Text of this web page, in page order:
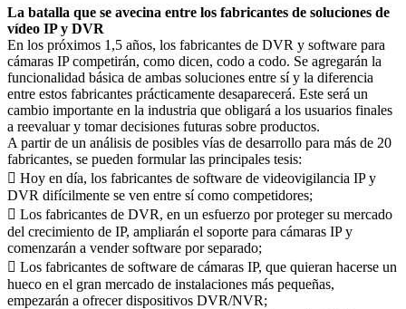
La batalla que se avecina entre los fabricantes de soluciones de
vídeo IP y DVR
En los próximos 1,5 años, los fabricantes de DVR y software para
cámaras IP competirán, como dicen, codo a codo. Se agregarán la
funcionalidad básica de ambas soluciones entre sí y la diferencia
entre estos fabricantes prácticamente desaparecerá. Este será un
cambio importante en la industria que obligará a los usuarios finales
a reevaluar y tomar decisiones futuras sobre productos.
A partir de un análisis de posibles vías de desarrollo para más de 20
fabricantes, se pueden formular las principales tesis:
 Hoy en día, los fabricantes de software de videovigilancia IP y
DVR difícilmente se ven entre sí como competidores;
 Los fabricantes de DVR, en un esfuerzo por proteger su mercado
del crecimiento de IP, ampliarán el soporte para cámaras IP y
comenzarán a vender software por separado;
 Los fabricantes de software de cámaras IP, que quieran hacerse un
hueco en el gran mercado de instalaciones más pequeñas,
empezarán a ofrecer dispositivos DVR/NVR;